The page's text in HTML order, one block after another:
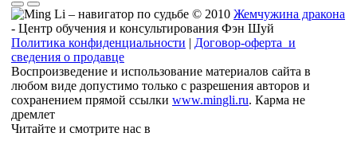
© 2010 Жемчужина дракона
- Центр обучения и консультирования Фэн Шуй
Политика конфиденциальности | Договор-оферта и
сведения о продавце
Воспроизведение и использование материалов сайта в
любом виде допустимо только с разрешения авторов и
сохранением прямой ссылки www.mingli.ru. Карма не
дремлет
Читайте и смотрите нас в